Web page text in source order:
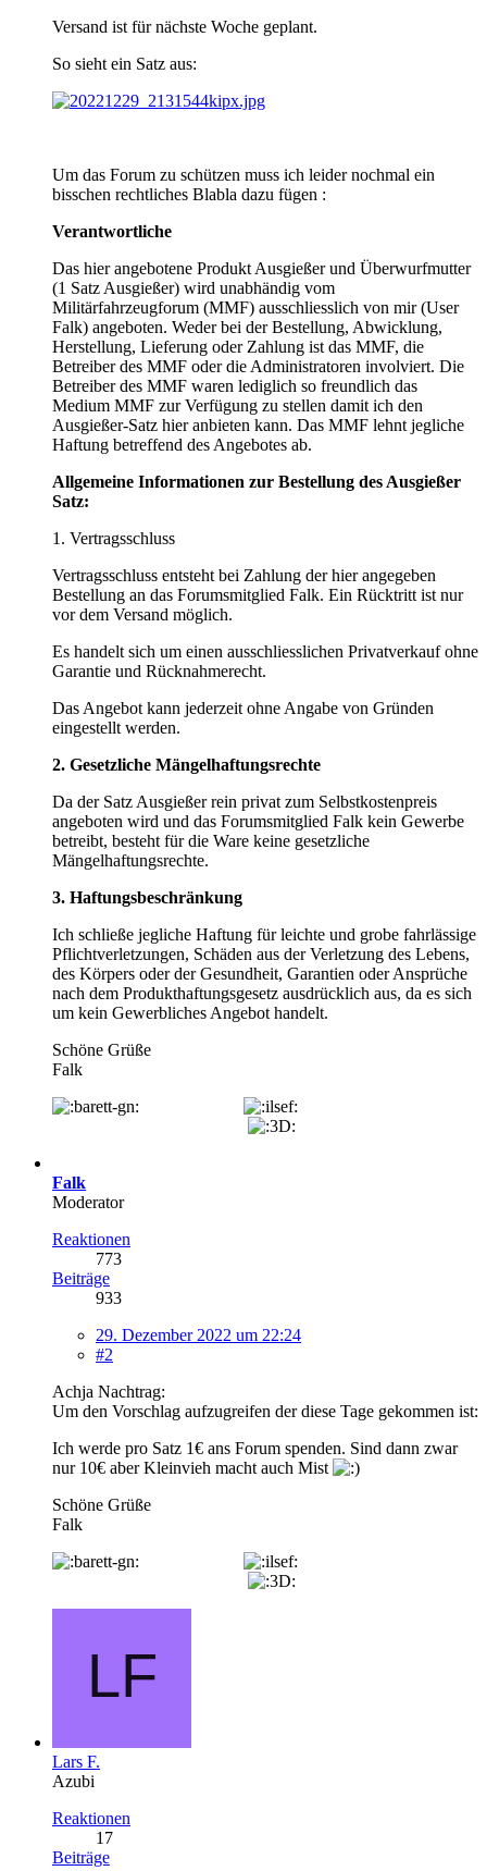
Versand ist für nächste Woche geplant.
So sieht ein Satz aus:
Um das Forum zu schützen muss ich leider nochmal ein
bisschen rechtliches Blabla dazu fügen :
Verantwortliche
Das hier angebotene Produkt Ausgießer und Überwurfmutter
(1 Satz Ausgießer) wird unabhändig vom
Militärfahrzeugforum (MMF) ausschliesslich von mir (User
Falk) angeboten. Weder bei der Bestellung, Abwicklung,
Herstellung, Lieferung oder Zahlung ist das MMF, die
Betreiber des MMF oder die Administratoren involviert. Die
Betreiber des MMF waren lediglich so freundlich das
Medium MMF zur Verfügung zu stellen damit ich den
Ausgießer-Satz hier anbieten kann. Das MMF lehnt jegliche
Haftung betreffend des Angebotes ab.
Allgemeine Informationen zur Bestellung des Ausgießer
Satz:
1. Vertragsschluss
Vertragsschluss entsteht bei Zahlung der hier angegeben
Bestellung an das Forumsmitglied Falk. Ein Rücktritt ist nur
vor dem Versand möglich.
Es handelt sich um einen ausschliesslichen Privatverkauf ohne
Garantie und Rücknahmerecht.
Das Angebot kann jederzeit ohne Angabe von Gründen
eingestellt werden.
2. Gesetzliche Mängelhaftungsrechte
Da der Satz Ausgießer rein privat zum Selbstkostenpreis
angeboten wird und das Forumsmitglied Falk kein Gewerbe
betreibt, besteht für die Ware keine gesetzliche
Mängelhaftungsrechte.
3. Haftungsbeschränkung
Ich schließe jegliche Haftung für leichte und grobe fahrlässige
Pflichtverletzungen, Schäden aus der Verletzung des Lebens,
des Körpers oder der Gesundheit, Garantien oder Ansprüche
nach dem Produkthaftungsgesetz ausdrücklich aus, da es sich
um kein Gewerbliches Angebot handelt.
Schöne Grüße
Falk
Falk
Moderator
Reaktionen
773
Beiträge
933
29. Dezember 2022 um 22:24
#2
Achja Nachtrag:
Um den Vorschlag aufzugreifen der diese Tage gekommen ist:
Ich werde pro Satz 1€ ans Forum spenden. Sind dann zwar
nur 10€ aber Kleinvieh macht auch Mist
Schöne Grüße
Falk
Lars F.
Azubi
Reaktionen
17
Beiträge